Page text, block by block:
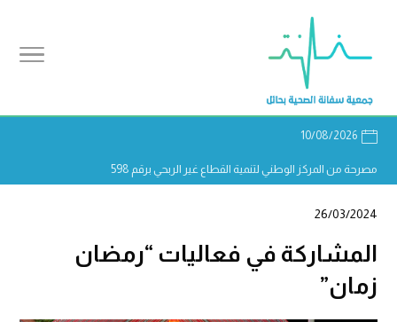
10/08/2026
مصرحة من المركز الوطني لتنمية القطاع غير الربحي برقم 598
26/03/2024
المشاركة في فعاليات “رمضان
زمان”